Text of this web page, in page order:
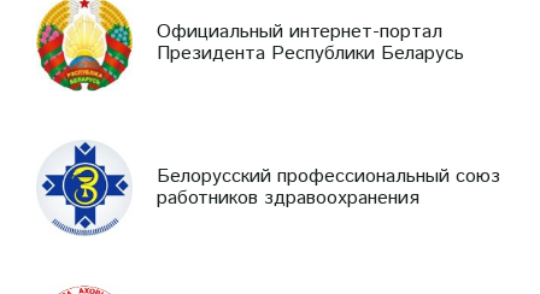
Официальный интернет-портал
Президента Республики Беларусь
Белорусский профессиональный союз
работников здравоохранения